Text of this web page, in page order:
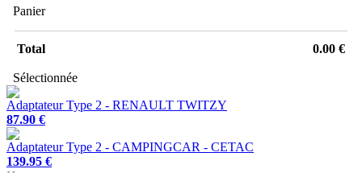
Panier
Total 0.00 €
Sélectionnée
Adaptateur Type 2 - RENAULT TWITZY
87.90 €
Adaptateur Type 2 - CAMPINGCAR - CETAC
139.95 €